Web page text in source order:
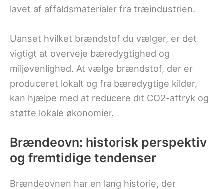
lavet af affaldsmaterialer fra træindustrien.
Uanset hvilket brændstof du vælger, er det
vigtigt at overveje bæredygtighed og
miljøvenlighed. At vælge brændstof, der er
produceret lokalt og fra bæredygtige kilder,
kan hjælpe med at reducere dit CO2-aftryk og
støtte lokale økonomier.
Brændeovn: historisk perspektiv
og fremtidige tendenser
Brændeovnen har en lang historie, der